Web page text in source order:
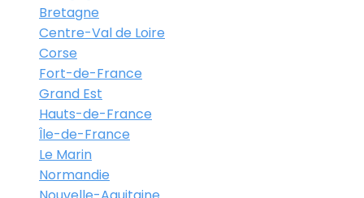
Bretagne
Centre-Val de Loire
Corse
Fort-de-France
Grand Est
Hauts-de-France
Île-de-France
Le Marin
Normandie